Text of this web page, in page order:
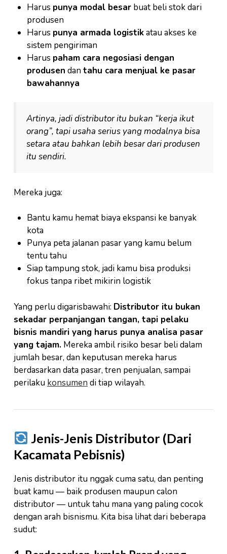
Harus punya modal besarbuat beli stok dari
produsen
Harus punya armada logistikatau akses ke
sistem pengiriman
Harus paham cara negosiasi dengan
produsen dantahu cara menjual ke pasar
bawahannya
Artinya, jadi distributor itu bukan “kerja ikut
orang”, tapi usaha serius yang modalnya bisa
setara atau bahkan lebih besar dari produsen
itu sendiri.
Mereka juga:
Bantu kamu hemat biaya ekspansi ke banyak
kota
Punya peta jalanan pasar yang kamu belum
tentu tahu
Siap tampung stok, jadi kamu bisa produksi
fokus tanpa ribet mikirin logistik
Yang perlu digarisbawahi: Distributor itu bukan
sekadar perpanjangan tangan, tapi pelaku
bisnis mandiri yang harus punya analisa pasar
yang tajam. Mereka ambil risiko besar beli dalam
jumlah besar, dan keputusan mereka harus
berdasarkan data pasar, tren penjualan, sampai
perilaku konsumen di tiap wilayah.
Jenis-Jenis Distributor (Dari
Kacamata Pebisnis)
Jenis distributor itu nggak cuma satu, dan penting
buat kamu — baik produsen maupun calon
distributor — untuk tahu mana yang paling cocok
dengan arah bisnismu. Kita bisa lihat dari beberapa
sudut: